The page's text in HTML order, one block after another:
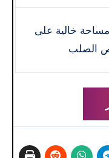
مساحة خالية على
الصلب